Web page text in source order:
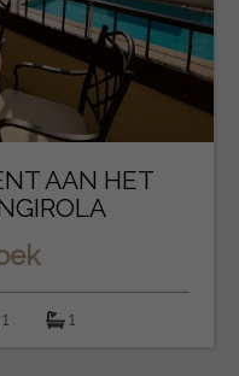
AAN HET
1 1